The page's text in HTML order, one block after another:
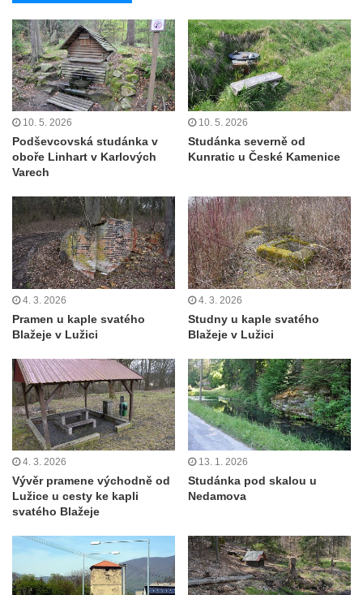
Pramen Svatého Kříže u křížové cesty v
Kamenickém Šenově
Sirný pramen v Lužických horách
Hadí pramen
Studánka u Vlčí Hory
Englův pramen u Vlčí Hory
Maxov
10. 5. 2026
Podševcovská studánka v
oboře Linhart v Karlových
Varech
10. 5. 2026
Studánka severně od
Kunratic u České Kamenice
4. 3. 2026
Pramen u kaple svatého
Blažeje v Lužici
4. 3. 2026
Studny u kaple svatého
Blažeje v Lužici
4. 3. 2026
Vývěr pramene východně od
Lužice u cesty ke kapli
svatého Blažeje
13. 1. 2026
Studánka pod skalou u
Nedamova